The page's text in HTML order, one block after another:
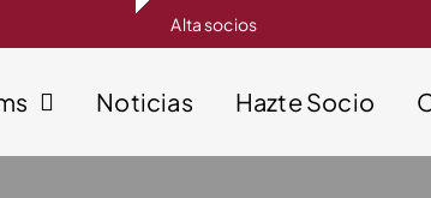
Alta socios
Noticias Hazte Socio